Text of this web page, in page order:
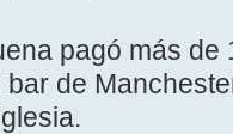
pagó más de
de